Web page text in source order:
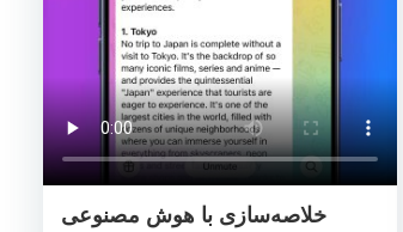
خلاصه‌سازی با هوش مصنوعی